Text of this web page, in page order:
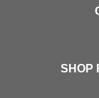
SHOP